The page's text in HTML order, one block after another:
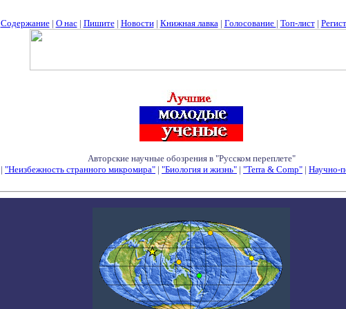
Содержание| О нас| Пишите| Новости| Книжная лавка| Голосование | Топ-лист|
Авторские научные обозрения в "Русском переплете"
| "Неизбежность странного микромира" | "Биология и жизнь" | "Terra & Comp" | Научно-